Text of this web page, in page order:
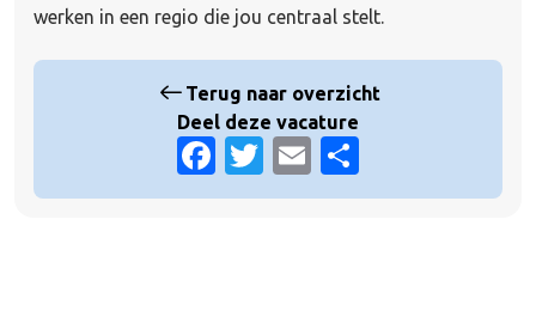
werken in een regio die jou centraal stelt.
Terug naar overzicht
Deel deze vacature
Facebook
Twitter
Email